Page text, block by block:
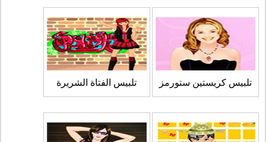
تلبيس كريستين ستورمز تلبيس الفتاة الشريرة